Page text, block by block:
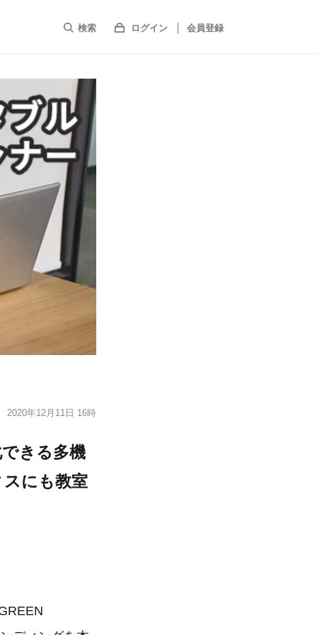
検索 ログイン 会員登録
2020年12月11日 16時
きる多機
にも教室